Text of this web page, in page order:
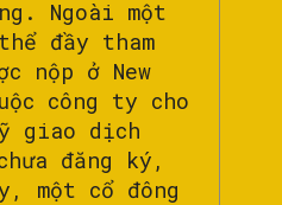
Ngoài một
đầy tham
nộp ở New
công ty cho
giao dịch
đăng ký,
một cổ đông